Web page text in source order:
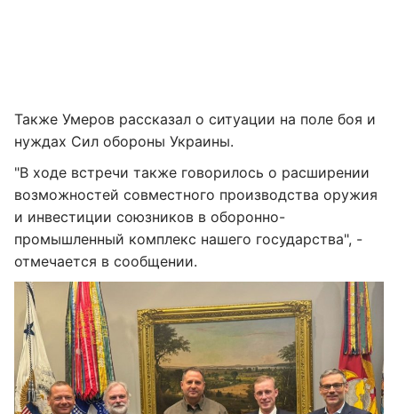
Также Умеров рассказал о ситуации на поле боя и
нуждах Сил обороны Украины.
"В ходе встречи также говорилось о расширении
возможностей совместного производства оружия
и инвестиции союзников в оборонно-
промышленный комплекс нашего государства", -
отмечается в сообщении.